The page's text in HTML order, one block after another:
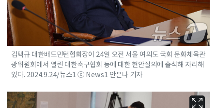
김택규 대한배드민턴협회장이 24일 오전 서울 여의도 국회 문화체육관
광위원회에서 열린 대한축구협회 등에 대한 현안질의에 출석해 자리해
있다. 2024.9.24/뉴스1 ⓒ News1 안은나 기자